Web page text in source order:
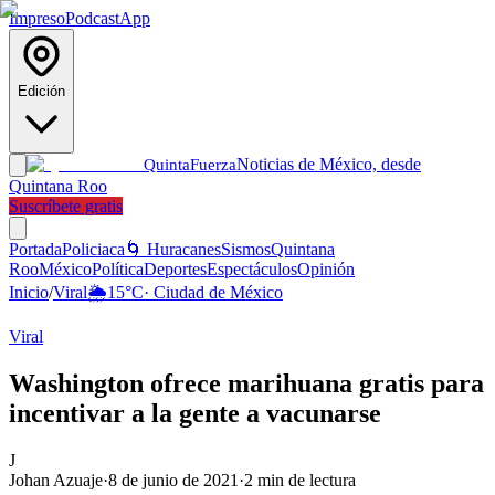
ImpresoPodcastApp
Edición
QuintaFuerzaNoticias de México, desde
Quintana Roo
Suscríbete gratis
PortadaPoliciaca 🌀 HuracanesSismosQuintana
RooMéxicoPolíticaDeportesEspectáculosOpinión
Inicio/Viral🌦️15°C· Ciudad de México
Viral
Washington ofrece marihuana gratis para
incentivar a la gente a vacunarse
J
Johan Azuaje·8 de junio de 2021 ·2 min de lectura